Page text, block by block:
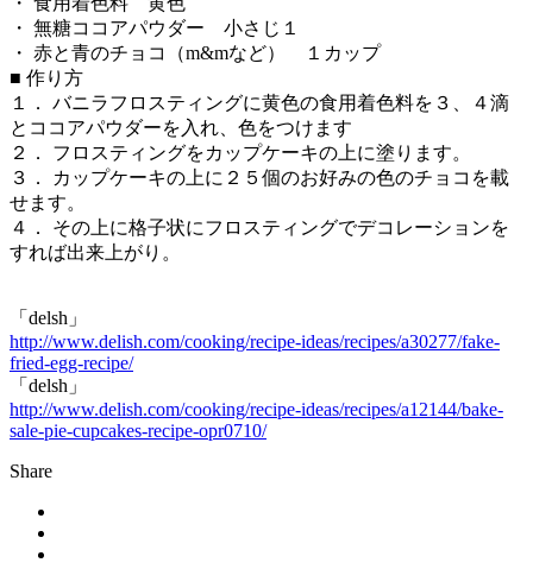
・ 無糖ココアパウダー 小さじ１
・ 赤と青のチョコ（m&mなど） １カップ
■ 作り方
１． バニラフロスティングに黄色の食用着色料を３、４滴
とココアパウダーを入れ、色をつけます
２． フロスティングをカップケーキの上に塗ります。
３． カップケーキの上に２５個のお好みの色のチョコを載
せます。
４． その上に格子状にフロスティングでデコレーションを
すれば出来上がり。
「delsh」
http://www.delish.com/cooking/recipe-ideas/recipes/a30277/fake-
fried-egg-recipe/
「delsh」
http://www.delish.com/cooking/recipe-ideas/recipes/a12144/bake-
sale-pie-cupcakes-recipe-opr0710/
Share